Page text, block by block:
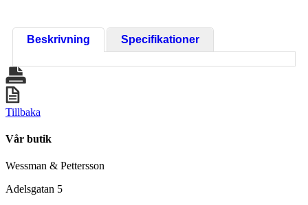
Beskrivning Specifikationer
Tillbaka
Vår butik
Wessman & Pettersson
Adelsgatan 5